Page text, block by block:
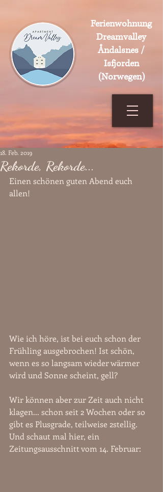
Ferienwohnung
Dreamvalley
Åndalsnes /
Isfjorden
(Norwegen)
Rekorde, Rekorde...
18. Feb. 2019
Einen schönen guten Abend euch
allen!
Wie ich höre, ist bei euch schon der
Frühling ausgebrochen! Ist schön,
wenn es so langsam wieder wärmer
wird und Sonne scheint, gell?
Wir können aber zur Zeit auch nicht
klagen... schon seit 2 Wochen oder so
gibt es Plusgrade, teilweise 2stellig.
Und schaut mal hier, ein
Zeitungsausschnitt vom 14. Februar: